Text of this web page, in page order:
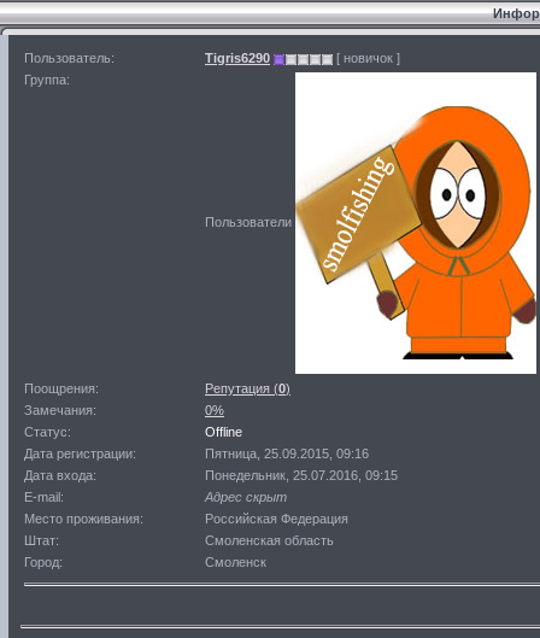
Пользователь: Tigris6290
[ новичок ]
Группа:
Пользователи
Поощрения: Репутация (0)
Замечания:
0%
Статус:
Offline
Дата регистрации:
Пятница, 25.09.2015, 09:16
Дата входа:
Понедельник, 25.07.2016, 09:15
E-mail:
Адрес скрыт
Место проживания:
Российская Федерация
Штат:
Смоленская область
Город:
Смоленск